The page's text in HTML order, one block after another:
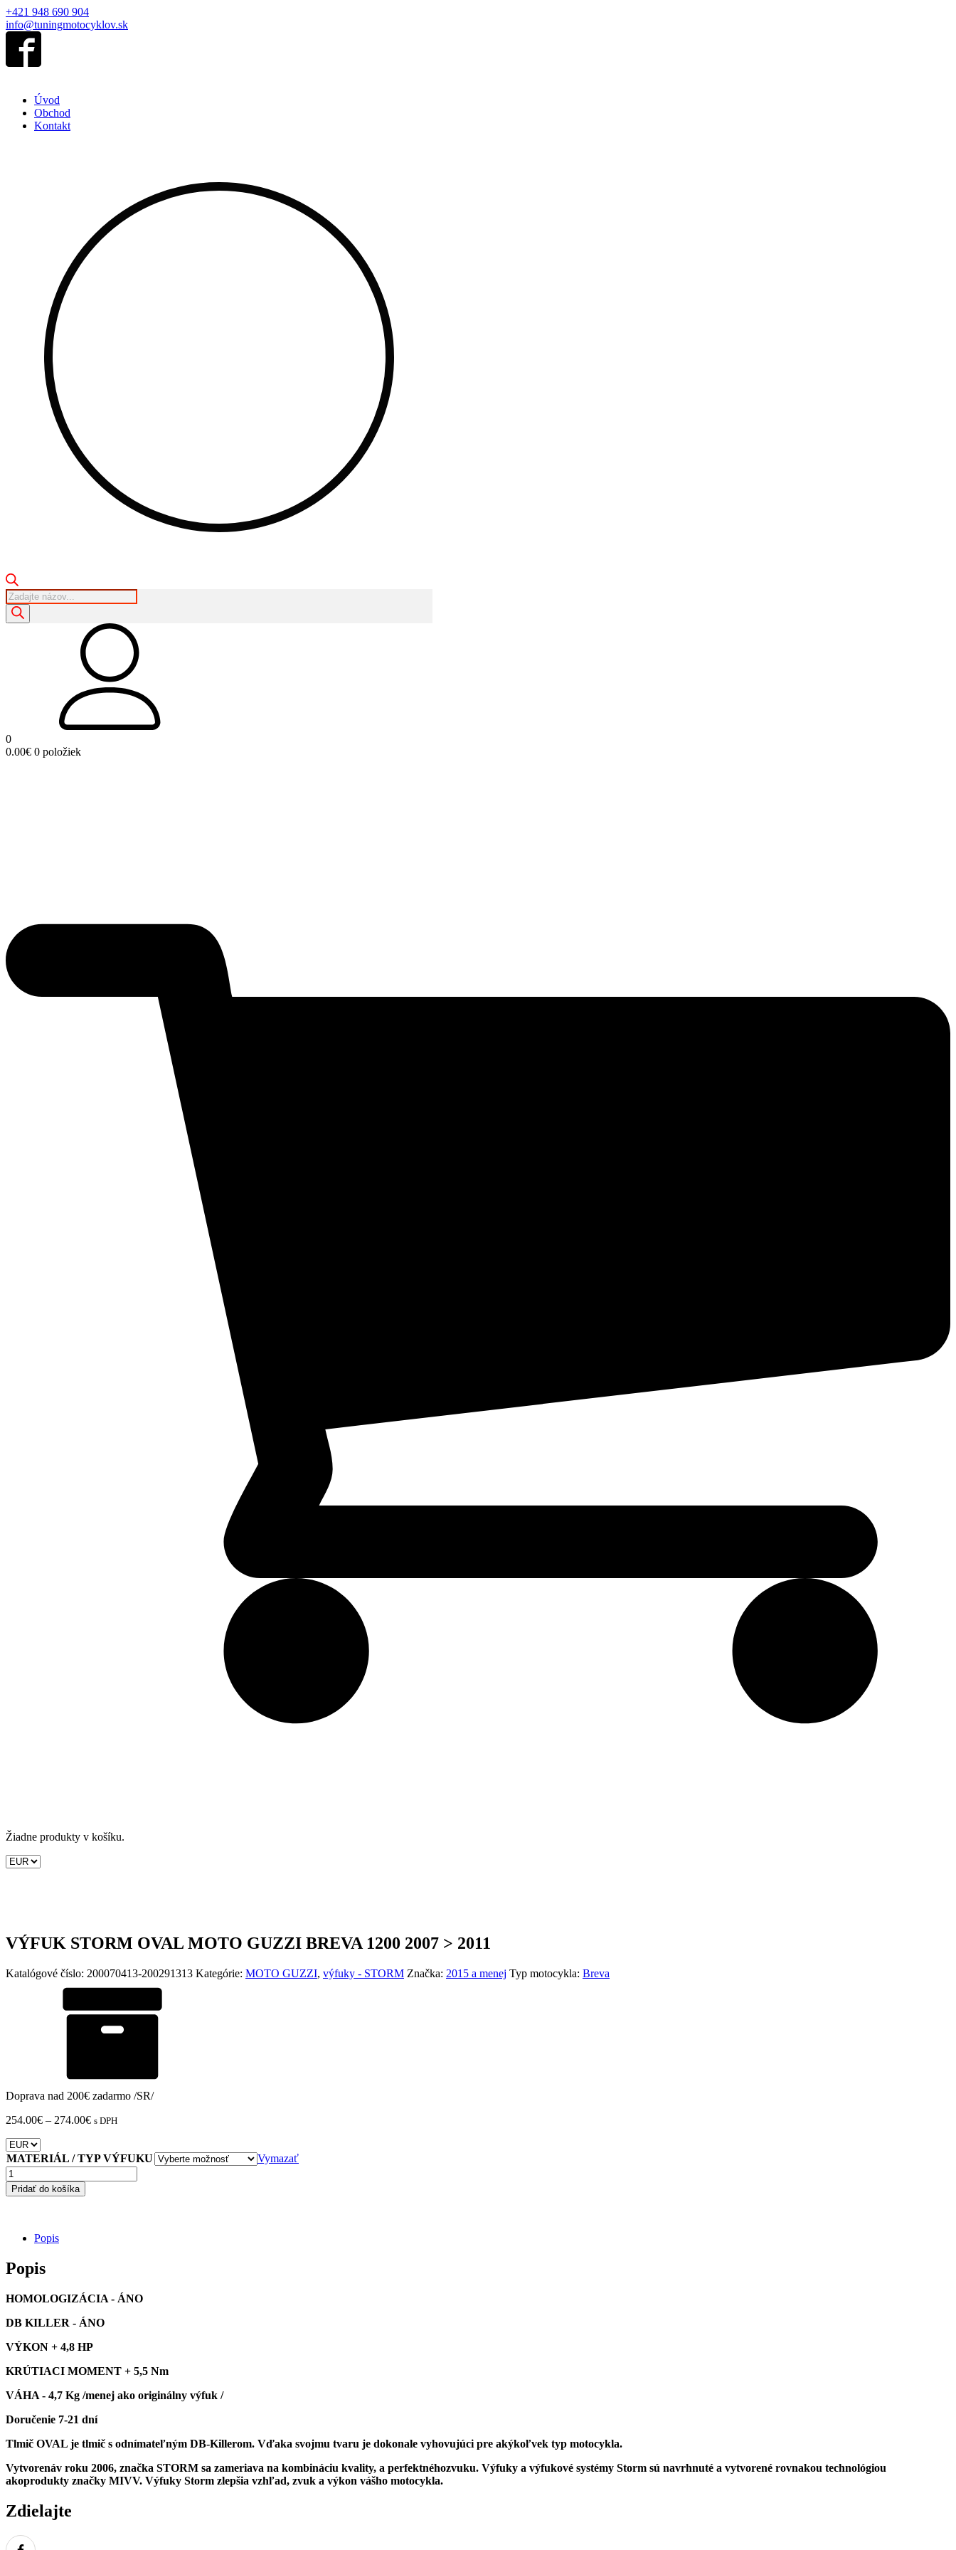
+421 948 690 904
info@tuningmotocyklov.sk
Úvod
Obchod
Kontakt
Products
search
0
0.00€ 0 položiek
Žiadne produkty v košíku.
VÝFUK STORM OVAL MOTO GUZZI BREVA 1200 2007 > 2011
Katalógové číslo: 200070413-200291313 Kategórie: MOTO GUZZI, výfuky - STORM Značka: 2015 a menej Typ motocykla: Breva
Doprava nad 200€ zadarmo /SR/
254.00€ – 274.00€Price
through
274.00€
s DPH
MATERIÁL / TYP VÝFUKU
Vymazať
množstvo
VÝFUK
STORM
GUZZI
1200
2007
2011
Pridať do košíka
Popis
Popis
HOMOLOGIZÁCIA - ÁNO
DB KILLER - ÁNO
VÝKON + 4,8 HP
KRÚTIACI MOMENT + 5,5 Nm
VÁHA - 4,7 Kg /menej ako originálny výfuk /
Doručenie 7-21 dní
Tlmič OVAL je tlmič s odnímateľným DB-Killerom. Vďaka svojmu tvaru je dokonale vyhovujúci pre akýkoľvek typ motocykla.
Vytvorenáv roku 2006, značka STORM sa zameriava na kombináciu kvality, a perfektnéhozvuku. Výfuky a výfukové systémy Storm sú navrhnuté a vytvorené rovnakou technológiou
akoprodukty značky MIVV. Výfuky Storm zlepšia vzhľad, zvuk a výkon vášho motocykla.
Zdielajte